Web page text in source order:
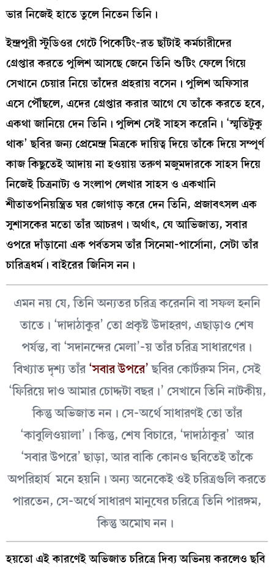
ভার নিজেই হাতে তুলে নিতেন তিনি।
ইন্দ্রপুরী স্টুডিওর গেটে পিকেটিং-রত ছাঁটাই কর্মচারীদের
গ্রেপ্তার করতে পুলিশ আসছে জেনে তিনি শুটিং ফেলে গিয়ে
সেখানে চেয়ার নিয়ে তাঁদের প্রহরায় বসেন। পুলিশ অফিসার
এসে পৌঁছলে, এদের গ্রেপ্তার করার আগে যে তাঁকে করতে হবে,
একথা জানিয়ে দেন তিনি। পুলিশ সেই সাহস করেনি। ‘স্মৃতিটুকু
থাক’ ছবির জন্য প্রেমেন্দ্র মিত্রকে দায়িত্ব দিয়ে তাঁকে দিয়ে সম্পূর্ণ
কাজ কিছুতেই আদায় না হওয়ায় তরুণ মজুমদারকে সাহস দিয়ে
নিজেই চিত্রনাট্য ও সংলাপ লেখার সাহস ও একখানি
শীতাতপনিয়ন্ত্রিত ঘর জোগাড় করে দেন তিনি, প্রজাবৎসল এক
সুশাসকের মতো তাঁর আচরণ। অর্থাৎ, যে আভিজাত্য, সবার
ওপরে দাঁড়ানো এক পর্বতসম তাঁর সিনেমা-পার্সোনা, সেটা তাঁর
চারিত্রধর্ম। বাইরের জিনিস নন।
এমন নয় যে, তিনি অন্যতর চরিত্র করেননি বা সফল হননি
তাতে। ‘দাদাঠাকুর’ তো প্রকৃষ্ট উদাহরণ, এছাড়াও শেষ
পর্যন্ত, বা ‘সদানন্দের মেলা’-য় তাঁর চরিত্র সাধারণের।
বিখ্যাত দৃশ্য তাঁর‘সবার উপরে’ছবির কোর্টরুম সিন, সেই
‘ফিরিয়ে দাও আমার চোদ্দটা বছর।’ সেখানে তিনি নাটকীয়,
কিন্তু অভিজাত নন। সে-অর্থে সাধারণই তো তাঁর
‘কাবুলিওয়ালা’। কিন্তু, শেষ বিচারে, ‘দাদাঠাকুর’ আর
‘সবার উপরে’ ছাড়া, আর বাকি কোনও ছবিতেই তাঁকে
অপরিহার্য মনে হয়নি। অন্য অনেকেই ওই চরিত্রগুলি করতে
পারতেন, সে-অর্থে সাধারণ মানুষের চরিত্রে তিনি পারঙ্গম,
কিন্তু অমোঘ নন।
হয়তো এই কারণেই অভিজাত চরিত্রে দিব্য অভিনয় করলেও ছবি